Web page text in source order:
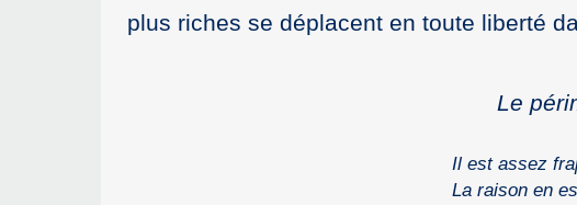
plus riches se déplacent en toute liberté
Le
Il est assez
La raison en